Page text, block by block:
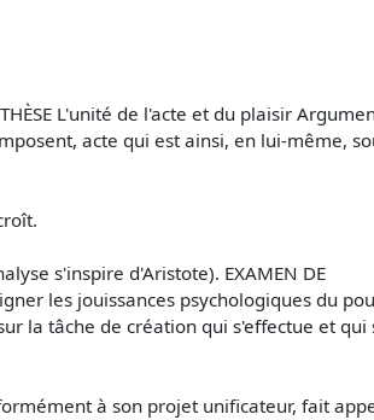
L'unité de l'acte et du plaisir
acte qui est ainsi, en lui-même,
s'inspire d'Aristote). EXAMEN DE
les jouissances psychologiques du
la tâche de création qui s'effectue et qui
à son projet unificateur, fait